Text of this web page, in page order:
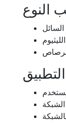
النوع
الليثيوم